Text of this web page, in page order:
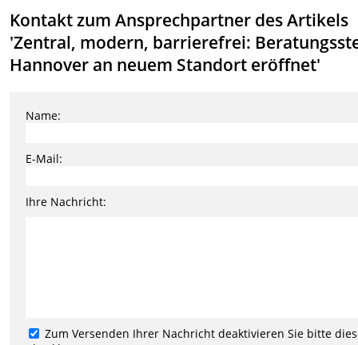
Kontakt zum Ansprechpartner des Artikels
'Zentral, modern, barrierefrei:
Hannover an neuem Standort eröffnet'
Name:
E-Mail:
Ihre Nachricht:
Zum Versenden Ihrer Nachricht deaktivieren Sie bitte